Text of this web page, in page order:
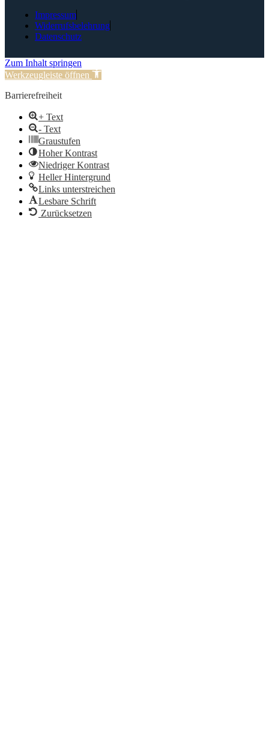
Impressum
Widerrufsbelehrung
Datenschutz
Zum Inhalt springen
Werkzeugleiste öffnen
Barrierefreiheit
+ Text
- Text
Graustufen
Hoher Kontrast
Niedriger Kontrast
Heller Hintergrund
Links unterstreichen
Lesbare Schrift
Zurücksetzen